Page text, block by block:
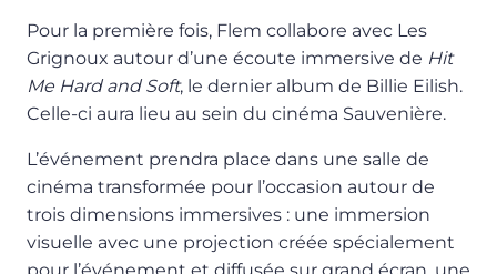
Pour la première fois, Flem collabore avec Les
Grignoux autour d’une écoute immersive de Hit
Me Hard and Soft, le dernier album de Billie Eilish.
Celle-ci aura lieu au sein du cinéma Sauvenière.
L’événement prendra place dans une salle de
cinéma transformée pour l’occasion autour de
trois dimensions immersives : une immersion
visuelle avec une projection créée spécialement